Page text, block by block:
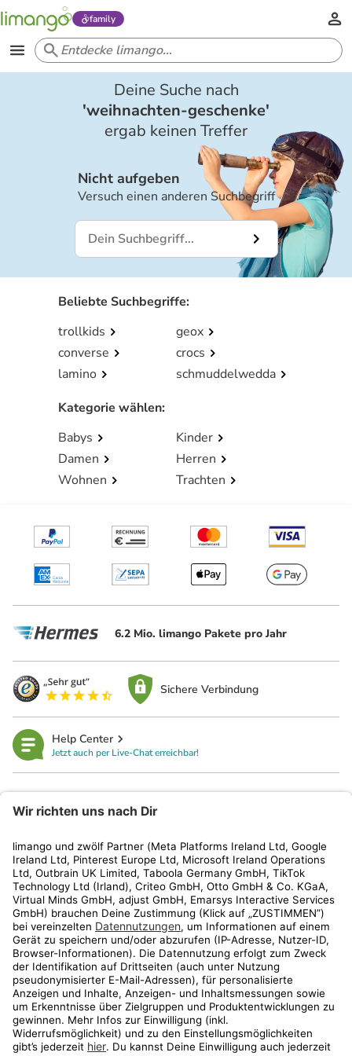
family
Deine Suche nach
'weihnachten-geschenke'
ergab keinen Treffer
Nicht aufgeben
Versuch einen anderen Suchbegriff
Beliebte Suchbegriffe:
trollkids
geox
converse
crocs
lamino
schmuddelwedda
Kategorie wählen:
Babys
Kinder
Damen
Herren
Wohnen
Trachten
6.2 Mio. limango Pakete pro Jahr
Sichere Verbindung
Help Center
Jetzt auch per Live-Chat erreichbar!
Kundenservice
Shop
Aktionen
Travel